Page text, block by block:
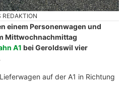
REDAKTION
einem Personenwagen und
Mittwochnachmittag
A1 bei Geroldswil vier
auf der A1 in Richtung